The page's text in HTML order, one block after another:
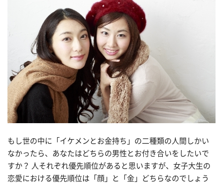
もし世の中に「イケメンとお金持ち」の二種類の人間しかい
なかったら、あなたはどちらの男性とお付き合いをしたいで
すか？ 人それぞれ優先順位があると思いますが、女子大生の
恋愛における優先順位は「顔」と「金」どちらなのでしょう